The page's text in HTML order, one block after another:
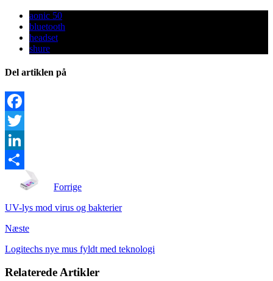
aonic 50
bluetooth
headset
shure
Del artiklen på
Facebook
Twitter
LinkedIn
Share
Forrige
UV-lys mod virus og bakterier
Næste
Logitechs nye mus fyldt med teknologi
Relaterede Artikler